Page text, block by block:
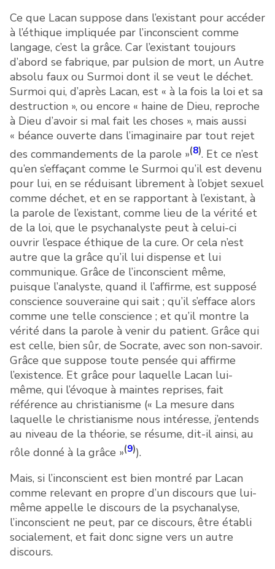
Ce que Lacan suppose dans l’existant pour accéder
à l’éthique impliquée par l’inconscient comme
langage, c’est la grâce. Car l’existant toujours
d’abord se fabrique, par pulsion de mort, un Autre
absolu faux ou Surmoi dont il se veut le déchet.
Surmoi qui, d’après Lacan, est « à la fois la loi et sa
destruction », ou encore « haine de Dieu, reproche
à Dieu d’avoir si mal fait les choses », mais aussi
« béance ouverte dans l’imaginaire par tout rejet
des commandements de la parole »(8). Et ce n’est
qu’en s’effaçant comme le Surmoi qu’il est devenu
pour lui, en se réduisant librement à l’objet sexuel
comme déchet, et en se rapportant à l’existant, à
la parole de l’existant, comme lieu de la vérité et
de la loi, que le psychanalyste peut à celui-ci
ouvrir l’espace éthique de la cure. Or cela n’est
autre que la grâce qu’il lui dispense et lui
communique. Grâce de l’inconscient même,
puisque l’analyste, quand il l’affirme, est supposé
conscience souveraine qui sait ; qu’il s’efface alors
comme une telle conscience ; et qu’il montre la
vérité dans la parole à venir du patient. Grâce qui
est celle, bien sûr, de Socrate, avec son non-savoir.
Grâce que suppose toute pensée qui affirme
l’existence. Et grâce pour laquelle Lacan lui-
même, qui l’évoque à maintes reprises, fait
référence au christianisme (« La mesure dans
laquelle le christianisme nous intéresse, j’entends
au niveau de la théorie, se résume, dit-il ainsi, au
rôle donné à la grâce »(9)).
Mais, si l’inconscient est bien montré par Lacan
comme relevant en propre d’un discours que lui-
même appelle le discours de la psychanalyse,
l’inconscient ne peut, par ce discours, être établi
socialement, et fait donc signe vers un autre
discours.